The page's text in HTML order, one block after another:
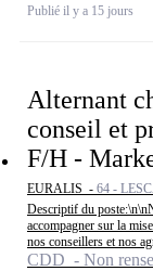
Publié il y a 15 jours
Alternant
conseil et
F/H -
EURALIS - 64 -
Descriptif du
accompagner sur la
nos conseillers et nos
CDD - Non